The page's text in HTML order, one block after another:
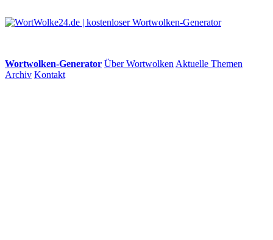
Wortwolken-Generator Über Wortwolken Aktuelle Themen
Archiv Kontakt